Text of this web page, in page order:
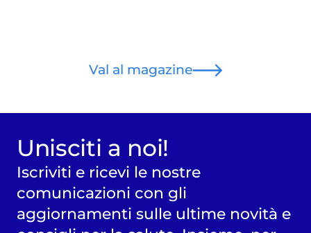
Val al magazine
Unisciti a noi!
Iscriviti e ricevi le nostre
comunicazioni con gli
aggiornamenti sulle ultime novità e